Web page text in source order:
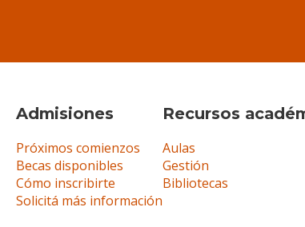
Admisiones
Próximos comienzos
Becas disponibles
Cómo inscribirte
Solicitá más información
Recursos
Aulas
Gestión
Bibliotecas